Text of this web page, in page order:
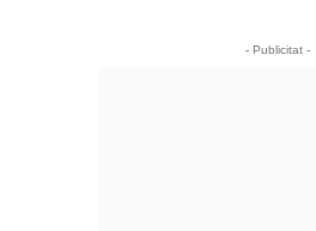
- Publicitat -